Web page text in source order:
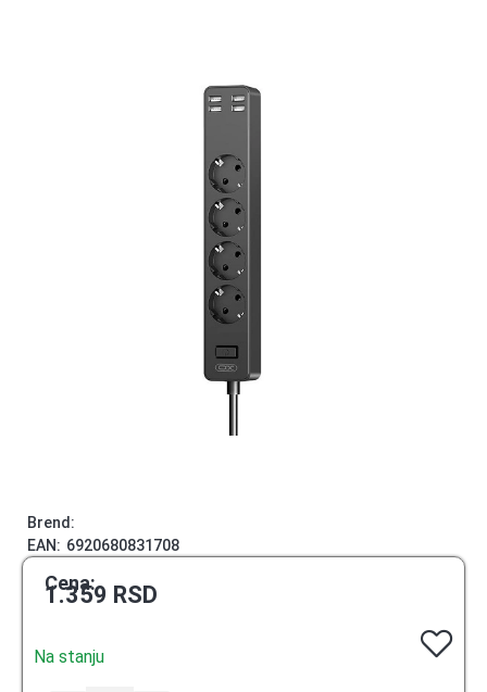
Brend:
EAN: 6920680831708
Cena:
1.359 RSD
Na stanju